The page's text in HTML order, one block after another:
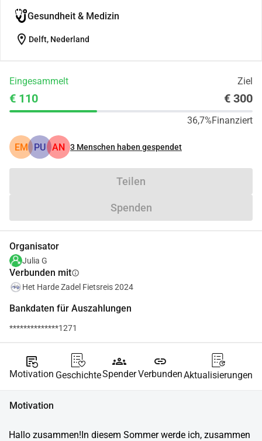
Gesundheit & Medizin
location_on Delft, Nederland
Eingesammelt Ziel
€ 110 € 300
36,7%Finanziert
EM PU AN 3 Menschen haben gespendet
Teilen
Spenden
Organisator
Julia G
Verbunden mitinfo
Het Harde Zadel Fietsreis 2024
Bankdaten für Auszahlungen
**************1271
source_notes
Motivation Geschichte
groups
Spender
link
VerbundenAktualisierungen
Motivation
Hallo zusammen!In diesem Sommer werde ich, zusammen